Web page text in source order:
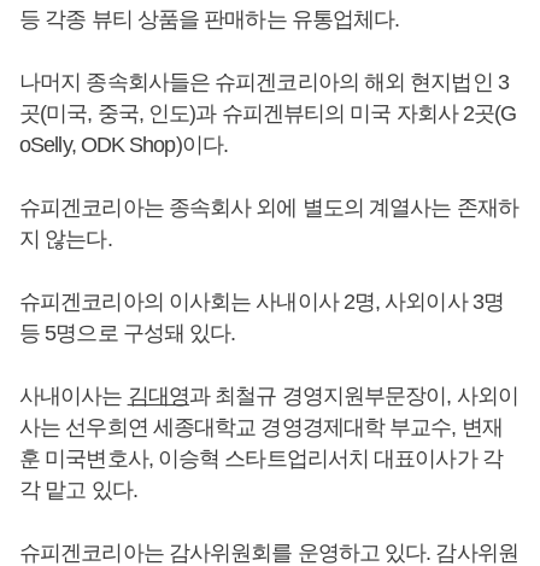
등 각종 뷰티 상품을 판매하는 유통업체다.
나머지 종속회사들은 슈피겐코리아의 해외 현지법인 3
곳(미국, 중국, 인도)과 슈피겐뷰티의 미국 자회사 2곳(G
oSelly, ODK Shop)이다.
슈피겐코리아는 종속회사 외에 별도의 계열사는 존재하
지 않는다.
슈피겐코리아의 이사회는 사내이사 2명, 사외이사 3명
등 5명으로 구성돼 있다.
사내이사는 김대영과 최철규 경영지원부문장이, 사외이
사는 선우희연 세종대학교 경영경제대학 부교수, 변재
훈 미국변호사, 이승혁 스타트업리서치 대표이사가 각
각 맡고 있다.
슈피겐코리아는 감사위원회를 운영하고 있다. 감사위원